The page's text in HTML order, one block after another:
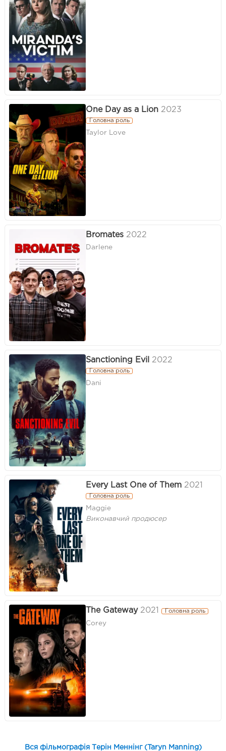
One Day as a Lion 2023
Головна роль
Taylor Love
Bromates 2022
Darlene
Sanctioning Evil 2022
Головна роль
Dani
Every Last One of Them 2021
Головна роль
Maggie
Виконавчий продюсер
The Gateway 2021 Головна роль
Corey
Вся фільмографія Терін Меннінг (Taryn Manning)